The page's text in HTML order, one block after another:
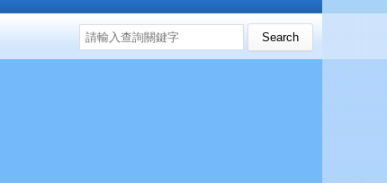
搜尋表單
Search this site